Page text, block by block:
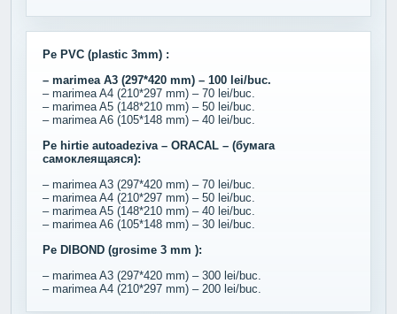
Pe PVC (plastic 3mm) :
– marimea A3 (297*420 mm) – 100 lei/buc.
– marimea A4 (210*297 mm) – 70 lei/buc.
– marimea A5 (148*210 mm) – 50 lei/buc.
– marimea A6 (105*148 mm) – 40 lei/buc.
Pe hirtie autoadeziva – ORACAL – (бумага
самоклеящаяся):
– marimea A3 (297*420 mm) – 70 lei/buc.
– marimea A4 (210*297 mm) – 50 lei/buc.
– marimea A5 (148*210 mm) – 40 lei/buc.
– marimea A6 (105*148 mm) – 30 lei/buc.
Pe DIBOND (grosime 3 mm ):
– marimea A3 (297*420 mm) – 300 lei/buc.
– marimea A4 (210*297 mm) – 200 lei/buc.